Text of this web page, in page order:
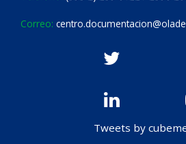
Correo:
Tweets by